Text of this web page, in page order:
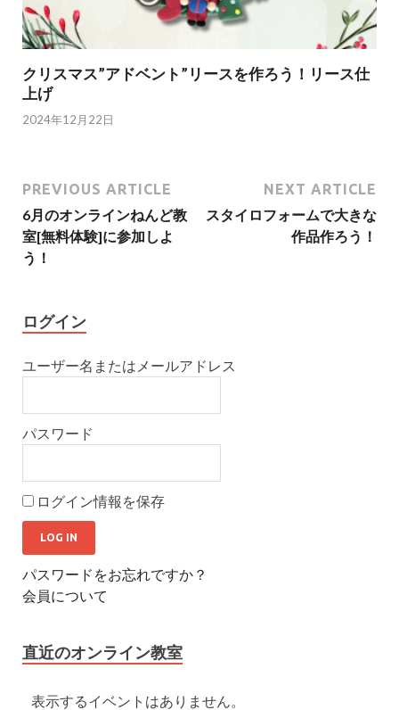
クリスマス”アドベント”リースを作ろう！リース仕
上げ
2024年12月22日
PREVIOUS ARTICLE
6月のオンラインねんど教
室[無料体験]に参加しよ
う！
NEXT ARTICLE
スタイロフォームで大きな
作品作ろう！
ログイン
ユーザー名またはメールアドレス
パスワード
ログイン情報を保存
パスワードをお忘れですか？
会員について
直近のオンライン教室
表示するイベントはありません。